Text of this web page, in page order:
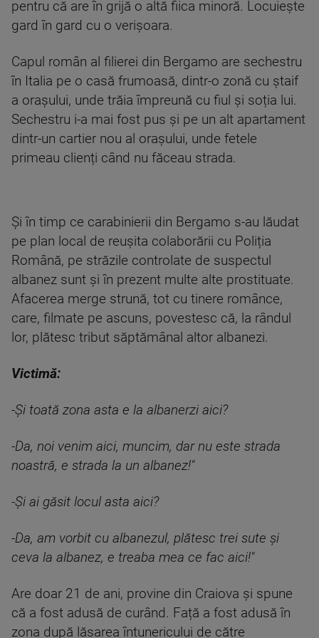
pentru că are în grijă o altă fiica minoră. Locuiește
gard în gard cu o verișoara.
Capul român al filierei din Bergamo are sechestru
în Italia pe o casă frumoasă, dintr-o zonă cu ștaif
a orașului, unde trăia împreună cu fiul și soția lui.
Sechestru i-a mai fost pus și pe un alt apartament
dintr-un cartier nou al orașului, unde fetele
primeau clienți când nu făceau strada.
Și în timp ce carabinierii din Bergamo s-au lăudat
pe plan local de reușita colaborării cu Poliția
Română, pe străzile controlate de suspectul
albanez sunt și în prezent multe alte prostituate.
Afacerea merge strună, tot cu tinere românce,
care, filmate pe ascuns, povestesc că, la rândul
lor, plătesc tribut săptămânal altor albanezi.
Victimă:
-Și toată zona asta e la albanerzi aici?
-Da, noi venim aici, muncim, dar nu este strada
noastră, e strada la un albanez!"
-Și ai găsit locul asta aici?
-Da, am vorbit cu albanezul, plătesc trei sute și
ceva la albanez, e treaba mea ce fac aici!"
Are doar 21 de ani, provine din Craiova și spune
că a fost adusă de curând. Față a fost adusă în
zona după lăsarea întunericului de către